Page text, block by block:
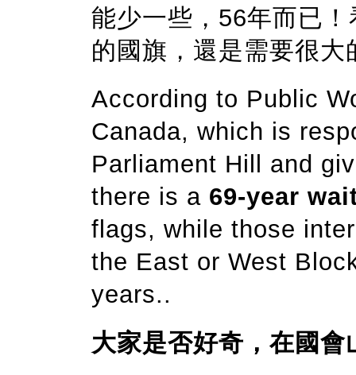
能少一些，56年而已
的國旗，還是需要很
According to Public
Canada, which is
Parliament Hill and
there is a 69-year
flags, while those
the East or West
years..
大家是否好奇，在國